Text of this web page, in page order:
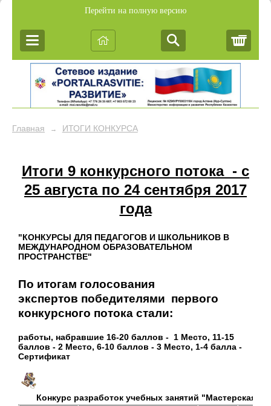
Перейти на полную версию
Главная → ИТОГИ КОНКУРСА
Итоги 9 конкурсного потока - c
25 августа по 24 сентября 2017
года
"КОНКУРСЫ ДЛЯ ПЕДАГОГОВ И ШКОЛЬНИКОВ В
МЕЖДУНАРОДНОМ ОБРАЗОВАТЕЛЬНОМ
ПРОСТРАНСТВЕ"
По итогам голосования
экспертов победителями первого
конкурсного потока стали:
работы, набравшие 16-20 баллов - 1 Место, 11-15
баллов - 2 Место, 6-10 баллов - 3 Место, 1-4 балла -
Сертификат
Конкурс разработок учебных занятий "Мастерская